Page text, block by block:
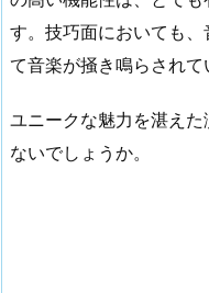
す。技巧面においても
て音楽が掻き鳴らされて
ユニークな魅力を湛え
ないでしょうか。